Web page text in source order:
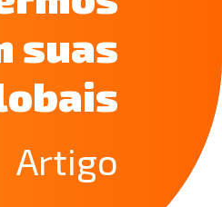
suas
Artigo